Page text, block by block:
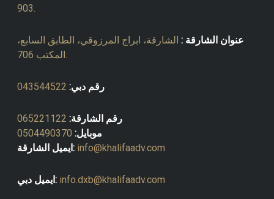
عنوان الشارقة : الشارقة، ابراج المرزوقي، الطابق السابع،
رقم دبي: 043544522
رقم الشارقة: 065221122
موبايل: 0504490370
ايميل الشارقة: info@khalifaadv.com
ايميل دبي: info.dxb@khalifaadv.com